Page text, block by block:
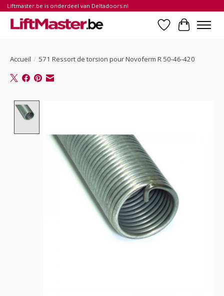
Liftmaster.be is onderdeel van Deltadoors.nl
Liste dePanier
Accueil / 571 Ressort de torsion pour Novoferm R 50-46-420